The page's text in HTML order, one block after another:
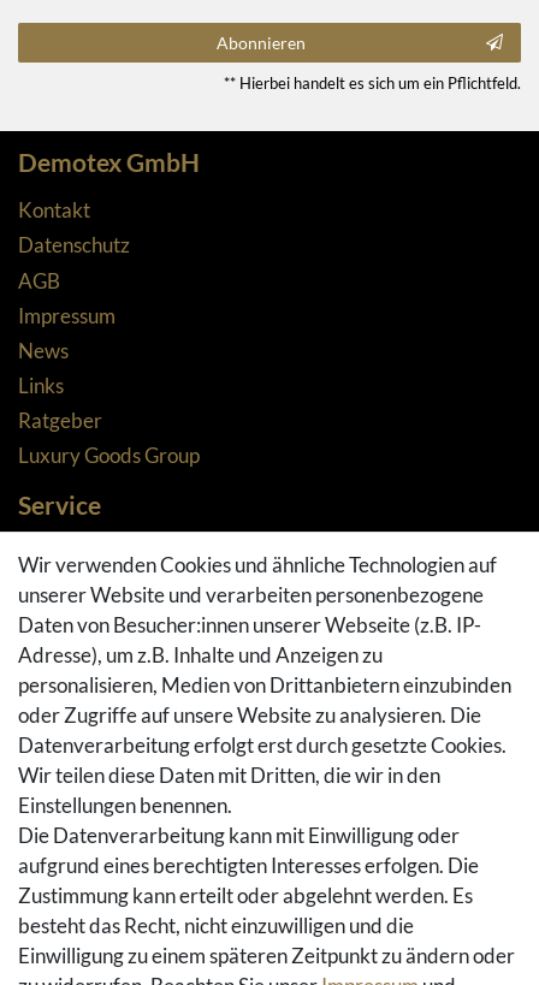
Abonnieren
** Hierbei handelt es sich um ein Pflichtfeld.
Demotex GmbH
Kontakt
Datenschutz
AGB
Impressum
News
Links
Ratgeber
Luxury Goods Group
Service
Zahlungsarten
Versandarten & -kosten
Widerrufsrecht
Rückgaberecht
Vertrag widerrufen
Warenkorb
Hilfe
Social Media
Facebook
Instagram
Pinterest
Youtube
Houzz
Wir verwenden Cookies und ähnliche Technologien auf
unserer Website und verarbeiten personenbezogene
Daten von Besucher:innen unserer Webseite (z.B. IP-
Adresse), um z.B. Inhalte und Anzeigen zu
personalisieren, Medien von Drittanbietern einzubinden
oder Zugriffe auf unsere Website zu analysieren. Die
Datenverarbeitung erfolgt erst durch gesetzte Cookies.
Wir teilen diese Daten mit Dritten, die wir in den
Einstellungen benennen.
Die Datenverarbeitung kann mit Einwilligung oder
aufgrund eines berechtigten Interesses erfolgen. Die
Zustimmung kann erteilt oder abgelehnt werden. Es
besteht das Recht, nicht einzuwilligen und die
Einwilligung zu einem späteren Zeitpunkt zu ändern oder